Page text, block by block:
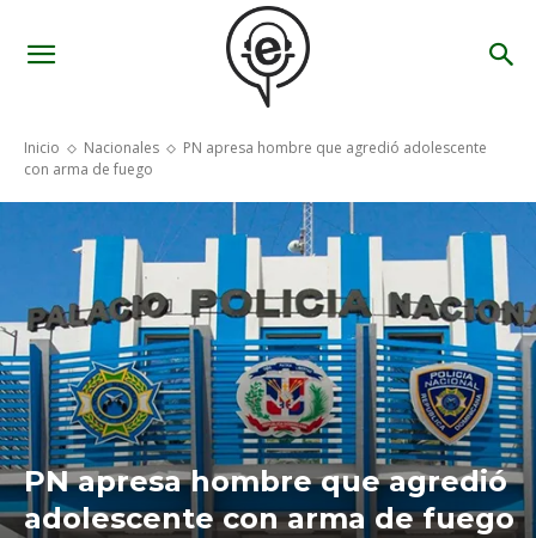
Inicio Nacionales
PN apresa hombre que agredió adolescente
con arma de fuego
PN apresa hombre que agredió
adolescente con arma de fuego